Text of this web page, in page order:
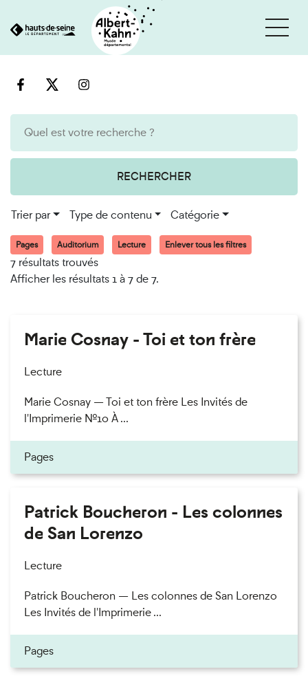
au
RECHERCHER
Trier par Type de contenu Catégorie
Pages Auditorium Lecture Enlever tous les filtres
7 résultats trouvés
Afficher les résultats 1 à 7 de 7.
Marie Cosnay - Toi et ton frère
Lecture
Marie Cosnay — Toi et ton frère Les Invités de
l'Imprimerie n°10 À ...
Pages
Patrick Boucheron - Les colonnes
de San Lorenzo
Lecture
Patrick Boucheron — Les colonnes de San Lorenzo
Les Invités de l'Imprimerie ...
Pages
Cookies et traceurs utilisés sur ce site